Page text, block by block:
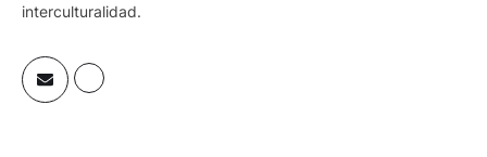
interculturalidad.